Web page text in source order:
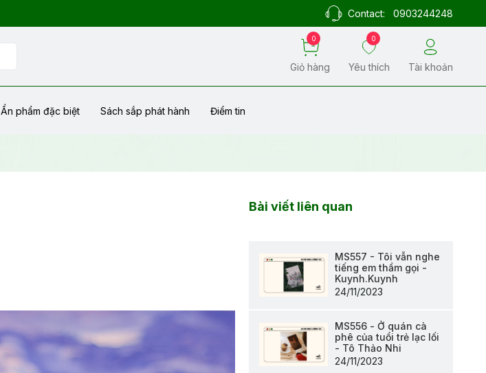
Contact: 0903244248
0
Giỏ hàng
0
Yêu thích Tài khoản
Ẩn phẩm đặc biệt Sách sắp phát hành Điểm tin
Bài viết liên quan
MS557 - Tôi vẫn nghe
tiếng em thầm gọi -
Kuynh.Kuynh
24/11/2023
MS556 - Ở quán cà
phê của tuổi trẻ lạc lối
- Tô Thảo Nhi
24/11/2023